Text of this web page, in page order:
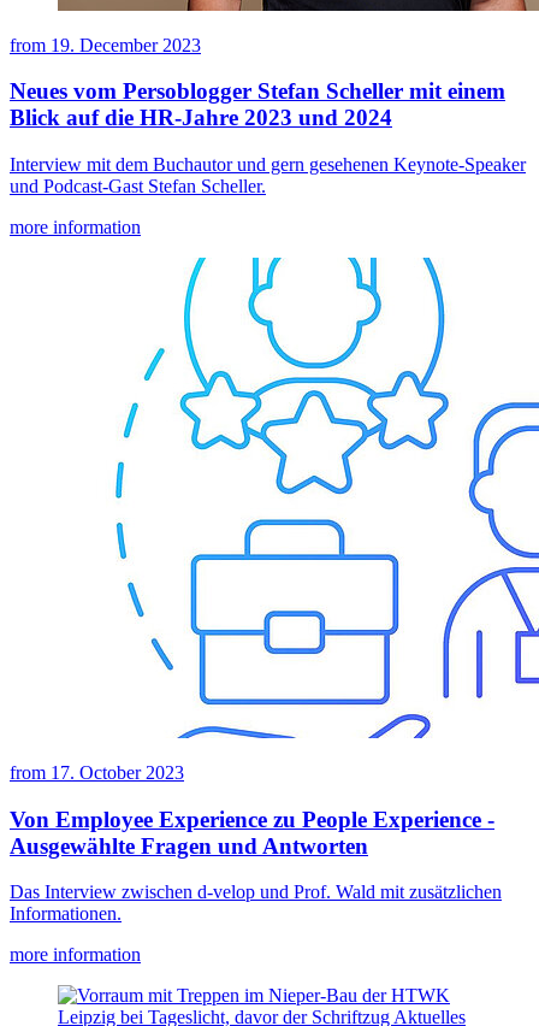
from 19. December 2023
Neues vom Persoblogger Stefan Scheller mit einem
Blick auf die HR-Jahre 2023 und 2024
Interview mit dem Buchautor und gern gesehenen Keynote-Speaker
und Podcast-Gast Stefan Scheller.
more information
from 17. October 2023
Von Employee Experience zu People Experience -
Ausgewählte Fragen und Antworten
Das Interview zwischen d-velop und Prof. Wald mit zusätzlichen
Informationen.
more information